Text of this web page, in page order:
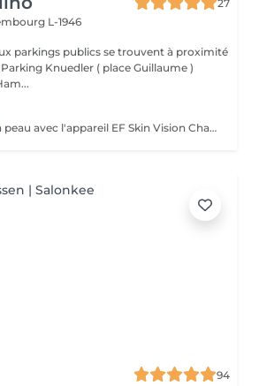
27
L-1946
parkings publics se trouvent à proximité
Analyse précise de la peau avec l'appareil EF Skin Vision Chaque peau étant unique, nous analysons ensemble les besoins actuels de votre peau. L'appareil diagnostic effectue une analyse complète. Il détermine l'identité de votre peau en quelques minutes, en se basant sur 9 paramètres spécifiques: hydratation, excès de sébum, élasticité, desquamation, pores, taches pigmentaires, rides pattes d'oie, rides du front, couperose.
94